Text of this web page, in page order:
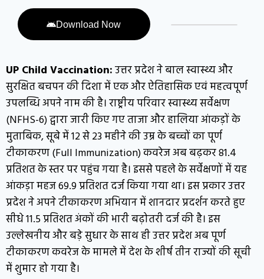
Download Now
UP Child Vaccination:उत्तर प्रदेश ने बाल स्वास्थ्य और
सुरक्षित बचपन की दिशा में एक और ऐतिहासिक एवं महत्वपूर्ण
उपलब्धि अपने नाम की है। राष्ट्रीय परिवार स्वास्थ्य सर्वेक्षण
(NFHS-6) द्वारा जारी किए गए ताजा और हालिया आंकड़ों के
मुताबिक, सूबे में 12 से 23 महीने की उम्र के बच्चों का पूर्ण
टीकाकरण (Full Immunization) कवरेज अब बढ़कर 81.4
प्रतिशत के स्तर पर पहुंच गया है। इससे पहले के सर्वेक्षणों में यह
आंकड़ा महज 69.9 प्रतिशत दर्ज किया गया था। इस प्रकार उत्तर
प्रदेश ने अपने टीकाकरण अभियान में शानदार प्रदर्शन करते हुए
सीधे 11.5 प्रतिशत अंकों की भारी बढ़ोतरी दर्ज की है। इस
उल्लेखनीय और बड़े सुधार के साथ ही उत्तर प्रदेश अब पूर्ण
टीकाकरण कवरेज के मामले में देश के शीर्ष तीन राज्यों की सूची
में शुमार हो गया है।